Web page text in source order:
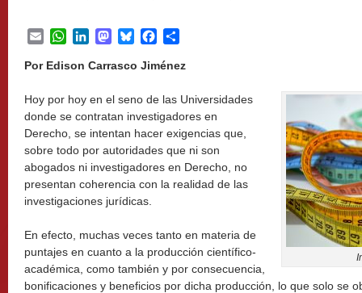
EmailWhatsApp
LinkedInMastodon
BlueskyFacebook
Por Edison Carrasco Jiménez
Hoy por hoy en el seno de las Universidades
donde se contratan investigadores en
Derecho, se intentan hacer exigencias que,
sobre todo por autoridades que ni son
abogados ni investigadores en Derecho, no
presentan coherencia con la realidad de las
investigaciones jurídicas.
En efecto, muchas veces tanto en materia de
puntajes en cuanto a la producción científico-
académica, como también y por consecuencia,
bonificaciones y beneficios por dicha producción, lo que solo se